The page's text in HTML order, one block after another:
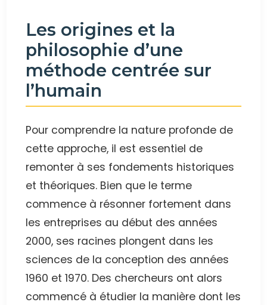
Les origines et la
philosophie d’une
méthode centrée sur
l’humain
Pour comprendre la nature profonde de
cette approche, il est essentiel de
remonter à ses fondements historiques
et théoriques. Bien que le terme
commence à résonner fortement dans
les entreprises au début des années
2000, ses racines plongent dans les
sciences de la conception des années
1960 et 1970. Des chercheurs ont alors
commencé à étudier la manière dont les